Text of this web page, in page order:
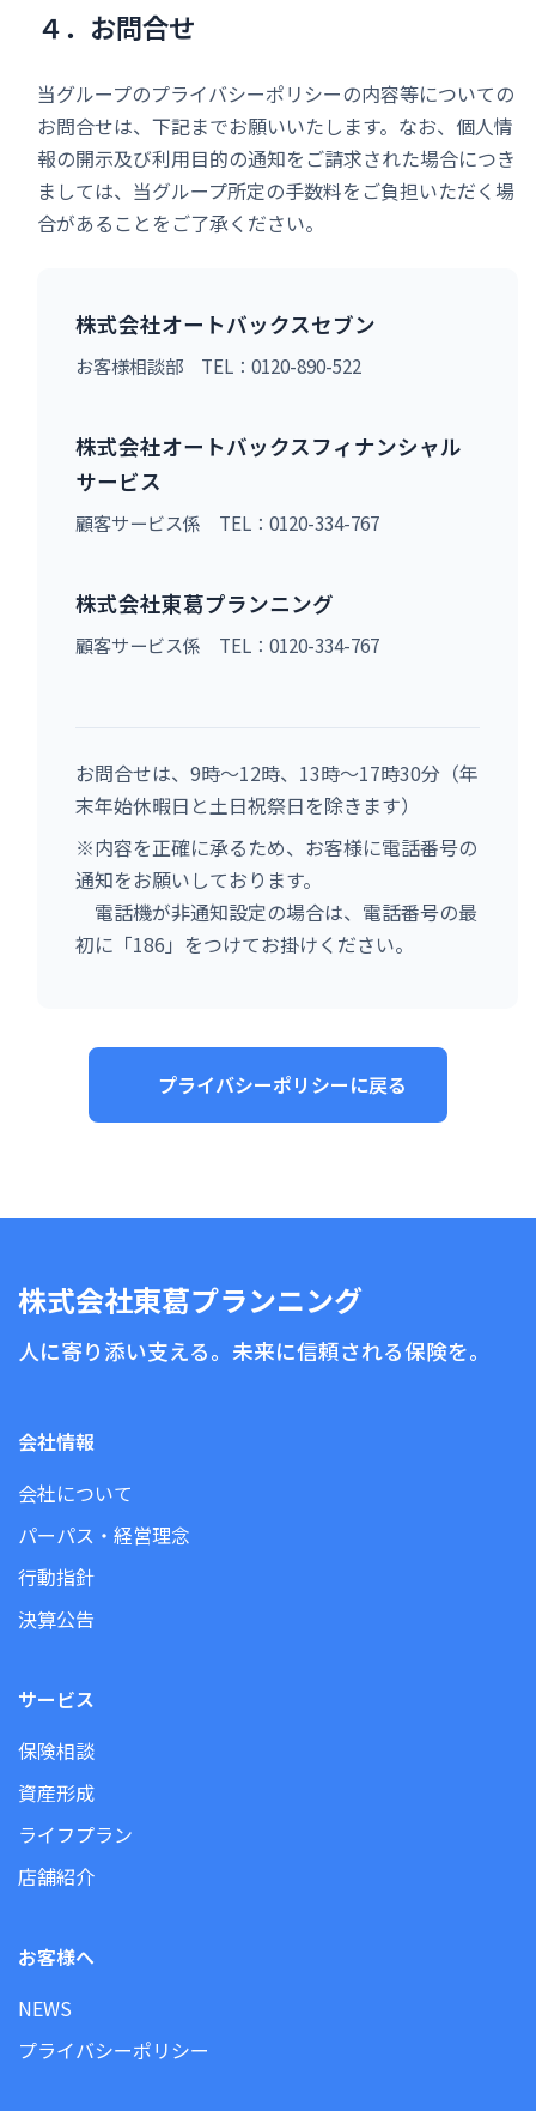
４．お問合せ
当グループのプライバシーポリシーの内容等についての
お問合せは、下記までお願いいたします。なお、個人情
報の開示及び利用目的の通知をご請求された場合につき
ましては、当グループ所定の手数料をご負担いただく場
合があることをご了承ください。
株式会社オートバックスセブン
お客様相談部 TEL：0120-890-522
株式会社オートバックスフィナンシャル
サービス
顧客サービス係 TEL：0120-334-767
株式会社東葛プランニング
顧客サービス係 TEL：0120-334-767
お問合せは、9時～12時、13時～17時30分（年
末年始休暇日と土日祝祭日を除きます）
※内容を正確に承るため、お客様に電話番号の
通知をお願いしております。
電話機が非通知設定の場合は、電話番号の最
初に「186」をつけてお掛けください。
プライバシーポリシーに戻る
株式会社東葛プランニング
人に寄り添い支える。未来に信頼される保険を。
会社情報
会社について
パーパス・経営理念
行動指針
決算公告
サービス
保険相談
資産形成
ライフプラン
店舗紹介
お客様へ
NEWS
プライバシーポリシー